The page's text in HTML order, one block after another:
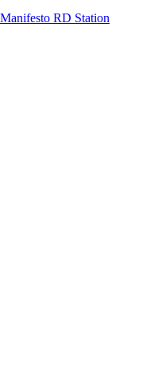
Manifesto RD Station